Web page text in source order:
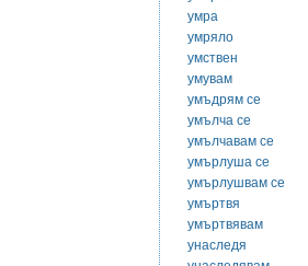
умра
умряло
умствен
умувам
умъдрям се
умълча се
умълчавам се
умърлуша се
умърлушвам се
умъртвя
умъртвявам
унаследя